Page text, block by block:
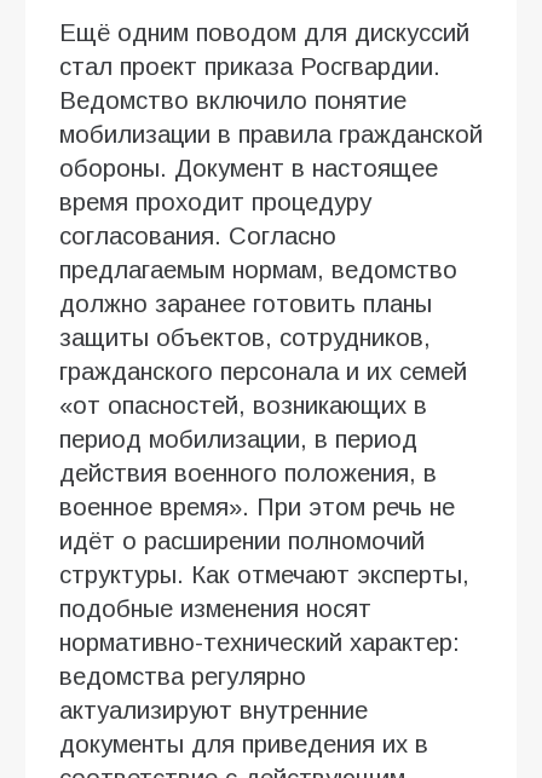
Ещё одним поводом для дискуссий
стал проект приказа Росгвардии.
Ведомство включило понятие
мобилизации в правила гражданской
обороны. Документ в настоящее
время проходит процедуру
согласования. Согласно
предлагаемым нормам, ведомство
должно заранее готовить планы
защиты объектов, сотрудников,
гражданского персонала и их семей
«от опасностей, возникающих в
период мобилизации, в период
действия военного положения, в
военное время». При этом речь не
идёт о расширении полномочий
структуры. Как отмечают эксперты,
подобные изменения носят
нормативно-технический характер:
ведомства регулярно
актуализируют внутренние
документы для приведения их в